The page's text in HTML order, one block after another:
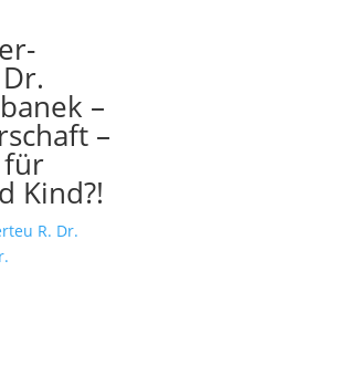
–
–
für
Kind?!
R. Dr.